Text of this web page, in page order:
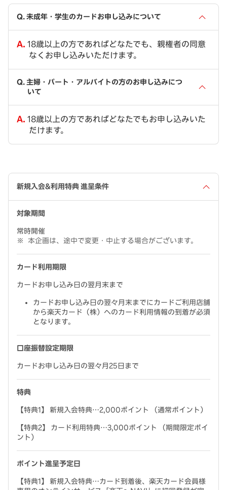
未成年・学生のカードお申し込みについて
18歳以上の方であればどなたでも、親権者の同意
なくお申し込みいただけます。
主婦・パート・アルバイトの方のお申し込みにつ
いて
18歳以上の方であればどなたでもお申し込みいた
だけます。
新規入会&利用特典 進呈条件
対象期間
常時開催
本企画は、途中で変更・中止する場合がございます。
カード利用期限
カードお申し込み日の翌月末まで
カードお申し込み日の翌々月末までにカードご利用店舗
から楽天カード（株）へのカード利用情報の到着が必須
となります。
口座振替設定期限
カードお申し込み日の翌々月25日まで
特典
【特典1】 新規入会特典…2,000ポイント （通常ポイント）
【特典2】 カード利用特典…3,000ポイント （期間限定ポイ
ント）
ポイント進呈予定日
【特典1】 新規入会特典…カード到着後、楽天カード会員様